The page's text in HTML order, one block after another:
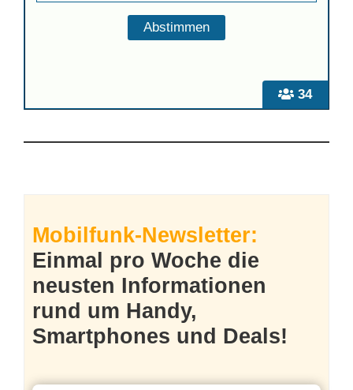
34
Mobilfunk-Newsletter:
Einmal pro Woche die
neusten Informationen
rund um Handy,
Smartphones und Deals!